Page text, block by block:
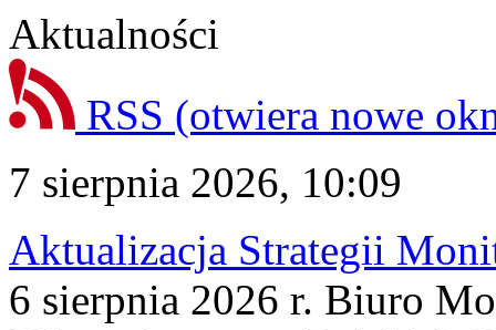
Aktualności
RSS (otwiera nowe
7 sierpnia 2026, 10:09
Aktualizacja Strategii
6 sierpnia 2026 r. Biuro